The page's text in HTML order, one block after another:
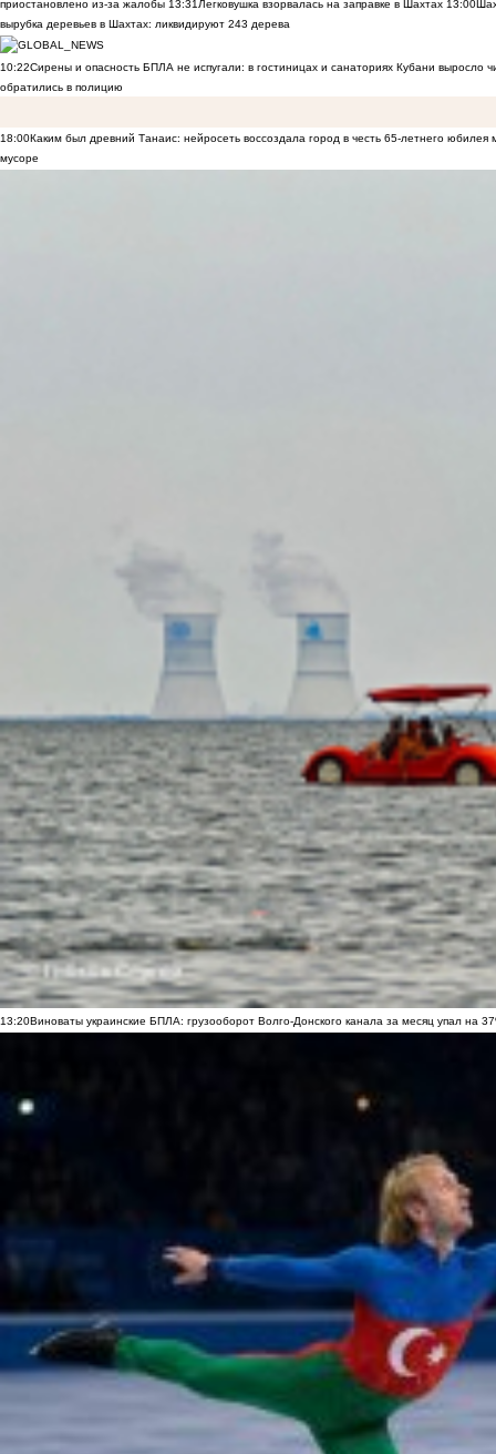
приостановлено из-за жалобы 13:31 Легковушка взорвалась на заправке в Шахтах 13:00
вырубка деревьев в Шахтах: ликвидируют 243 дерева
10:22Сирены и опасность БПЛА не испугали: в гостиницах и санаториях Кубани выросло
обратились в полицию
18:00Каким был древний Танаис: нейросеть воссоздала город в честь 65-летнего юбилея
мусоре
13:20Виноваты украинские БПЛА: грузооборот Волго-Донского канала за месяц упал на